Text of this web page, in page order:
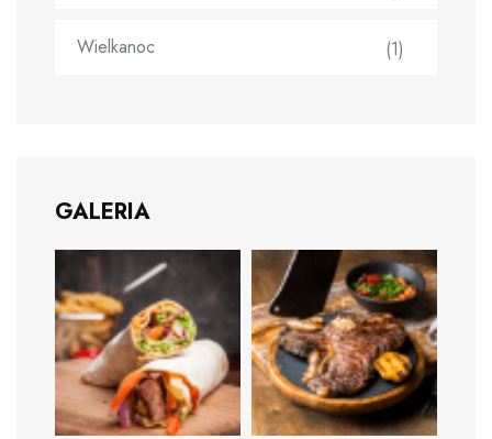
Wielkanoc (1)
GALERIA